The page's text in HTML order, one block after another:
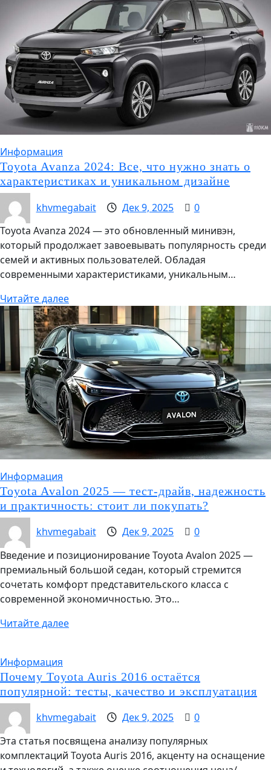
Информация
Toyota Avanza 2024: Все, что нужно знать о
характеристиках и уникальном дизайне
khvmegabait
Дек 9, 2025
0
Toyota Avanza 2024 — это обновленный минивэн,
который продолжает завоевывать популярность среди
семей и активных пользователей. Обладая
современными характеристиками, уникальным…
Читайте далее
Информация
Toyota Avalon 2025 — тест‑драйв, надежность
и практичность: стоит ли покупать?
khvmegabait
Дек 9, 2025
0
Введение и позиционирование Toyota Avalon 2025 —
премиальный большой седан, который стремится
сочетать комфорт представительского класса с
современной экономичностью. Это…
Читайте далее
Информация
Почему Toyota Auris 2016 остаётся
популярной: тесты, качество и эксплуатация
khvmegabait
Дек 9, 2025
0
Эта статья посвящена анализу популярных
комплектаций Toyota Auris 2016, акценту на оснащение